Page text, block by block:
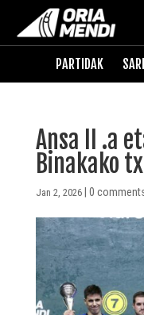
PARTIDAK
Ansa II .a
Binakako
Jan 2, 2026| 0